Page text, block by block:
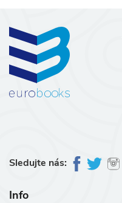
Sledujte nás:
Info